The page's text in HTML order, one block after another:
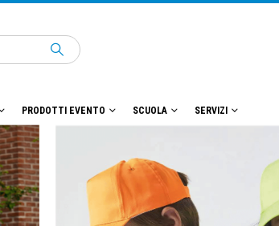
PRODOTTI EVENTO SCUOLA SERVIZI